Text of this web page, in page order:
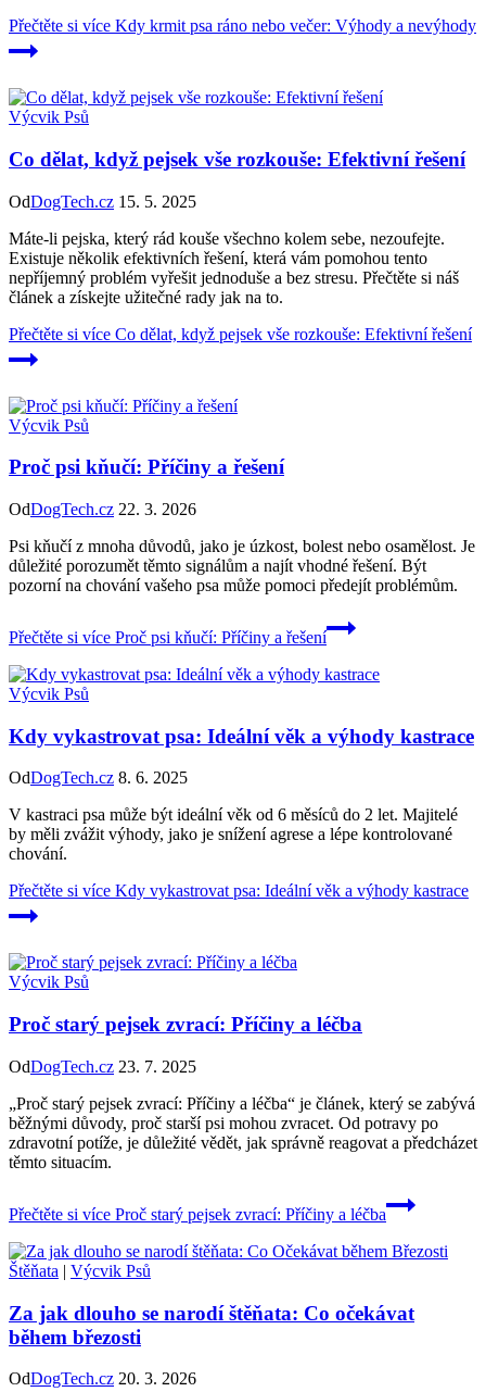
Přečtěte si více Kdy krmit psa ráno nebo večer: Výhody a nevýhody
Výcvik Psů
Co dělat, když pejsek vše rozkouše: Efektivní řešení
OdDogTech.cz 15. 5. 2025
Máte-li pejska, který rád kouše všechno kolem sebe, nezoufejte.
Existuje několik efektivních řešení, která vám pomohou tento
nepříjemný problém vyřešit jednoduše a bez stresu. Přečtěte si náš
článek a získejte užitečné rady jak na to.
Přečtěte si více Co dělat, když pejsek vše rozkouše: Efektivní řešení
Výcvik Psů
Proč psi kňučí: Příčiny a řešení
OdDogTech.cz 22. 3. 2026
Psi kňučí z mnoha důvodů, jako je úzkost, bolest nebo osamělost. Je
důležité porozumět těmto signálům a najít vhodné řešení. Být
pozorní na chování vašeho psa může pomoci předejít problémům.
Přečtěte si více Proč psi kňučí: Příčiny a řešení
Výcvik Psů
Kdy vykastrovat psa: Ideální věk a výhody kastrace
OdDogTech.cz 8. 6. 2025
V kastraci psa může být ideální věk od 6 měsíců do 2 let. Majitelé
by měli zvážit výhody, jako je snížení agrese a lépe kontrolované
chování.
Přečtěte si více Kdy vykastrovat psa: Ideální věk a výhody kastrace
Výcvik Psů
Proč starý pejsek zvrací: Příčiny a léčba
OdDogTech.cz 23. 7. 2025
„Proč starý pejsek zvrací: Příčiny a léčba“ je článek, který se zabývá
běžnými důvody, proč starší psi mohou zvracet. Od potravy po
zdravotní potíže, je důležité vědět, jak správně reagovat a předcházet
těmto situacím.
Přečtěte si více Proč starý pejsek zvrací: Příčiny a léčba
Štěňata | Výcvik Psů
Za jak dlouho se narodí štěňata: Co očekávat
během březosti
OdDogTech.cz 20. 3. 2026